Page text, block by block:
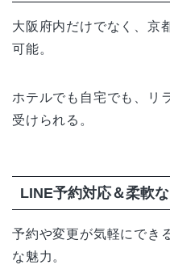
大阪府内だけでなく、京
可能。
ホテルでも自宅でも、リ
受けられる。
LINE予約対応＆柔軟
予約や変更が気軽にでき
な魅力。